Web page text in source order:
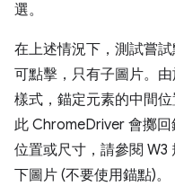
選。
在上述情況下，測試嘗
可點擊，只有子圖片。
樣式，錨定元素的中間
此 ChromeDriver 會擲
位置或尺寸，請參閱 W3
下圖片 (不要使用錨點)。